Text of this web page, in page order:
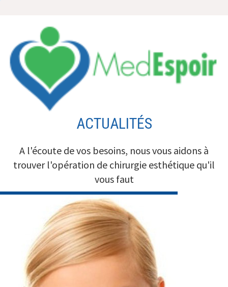
contenu
ACTUALITÉS
A l'écoute de vos besoins, nous vous aidons à
trouver l'opération de chirurgie esthétique qu'il
vous faut